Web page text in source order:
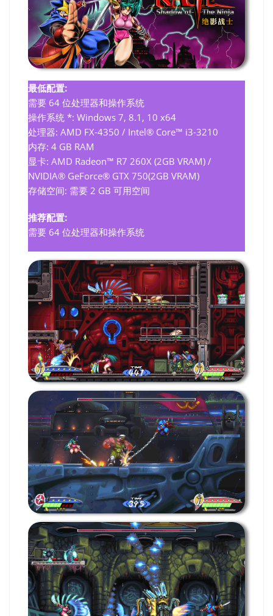
最低配置:
需要 64 位处理器和操作系统
操作系统 *: Windows 7, 8.1, 10 x64
处理器: AMD FX-4350 / Intel® Core™ i3-3210
内存: 4 GB RAM
显卡: AMD Radeon™ R7 260X (2GB VRAM) /
NVIDIA® GeForce® GTX 750(2GB VRAM)
存储空间: 需要 2 GB 可用空间
推荐配置:
需要 64 位处理器和操作系统